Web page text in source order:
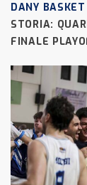
DANY BASKET
STORIA:
FINALE